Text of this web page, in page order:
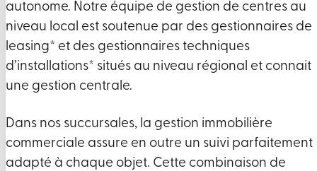
autonome. Notre équipe de gestion de centres au
niveau local est soutenue par des gestionnaires de
leasing* et des gestionnaires techniques
d’installations* situés au niveau régional et connait
une gestion centrale.
Dans nos succursales, la gestion immobilière
commerciale assure en outre un suivi parfaitement
adapté à chaque objet. Cette combinaison de